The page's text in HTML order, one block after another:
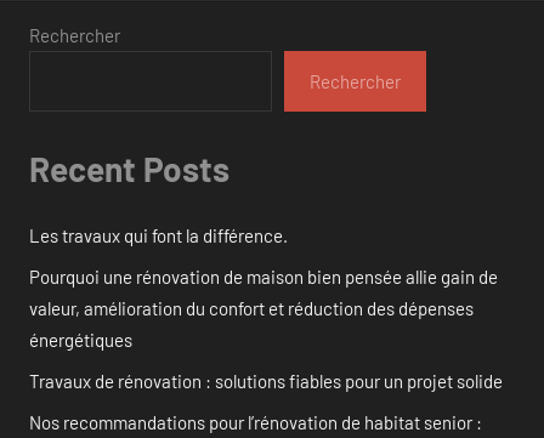
Rechercher
Rechercher
Recent Posts
Les travaux qui font la différence.
Pourquoi une rénovation de maison bien pensée allie gain de
valeur, amélioration du confort et réduction des dépenses
énergétiques
Travaux de rénovation : solutions fiables pour un projet solide
Nos recommandations pour l’rénovation de habitat senior :